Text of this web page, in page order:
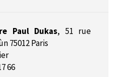
Paul Dukas, 51 rue
75012 Paris
66